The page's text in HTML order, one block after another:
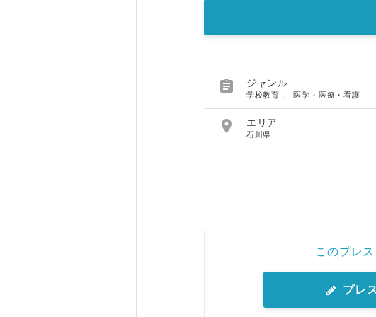
 ジャンル
学校教育 、医学・医療・看護
 エリア
石川県
このプレ
プレ